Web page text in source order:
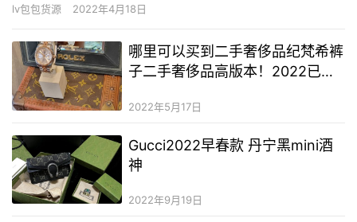
lv包包货源 2022年4月18日
哪里可以买到二手奢侈品纪梵希裤
子二手奢侈品高版本！2022已更
2022年5月17日
Gucci2022早春款 丹宁黑mini酒
神
2022年9月19日